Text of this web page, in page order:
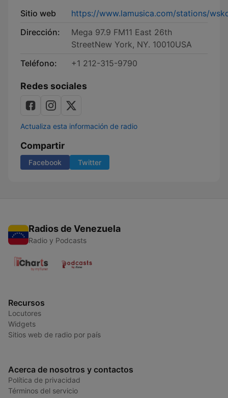
Sitio web
https://www.lamusica.com/stations/
Dirección:
Mega 97.9 FM11 East 26th
StreetNew York, NY. 10010USA
Teléfono:
+1 212-315-9790
Redes sociales
Actualiza esta información de radio
Compartir
Facebook Twitter
Radios de Venezuela
Radio y Podcasts
Recursos
Locutores
Widgets
Sitios web de radio por país
Acerca de nosotros y contactos
Política de privacidad
Términos del servicio